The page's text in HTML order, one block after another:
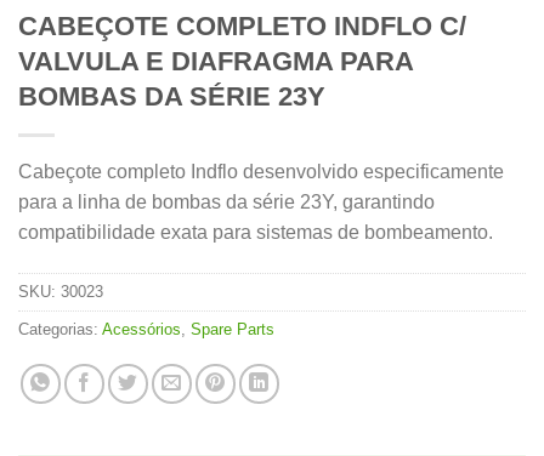
CABEÇOTE COMPLETO INDFLO C/
VALVULA E DIAFRAGMA PARA
BOMBAS DA SÉRIE 23Y
Cabeçote completo Indflo desenvolvido especificamente
para a linha de bombas da série 23Y, garantindo
compatibilidade exata para sistemas de bombeamento.
SKU: 30023
Categorias: Acessórios Spare Parts